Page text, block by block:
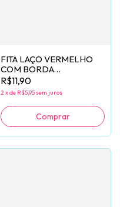
FITA LAÇO VERMELHO
COM BORDA
ONDULADA (38MM) - 2
METROS
R$11,90
2 xde R$5,95 sem juros